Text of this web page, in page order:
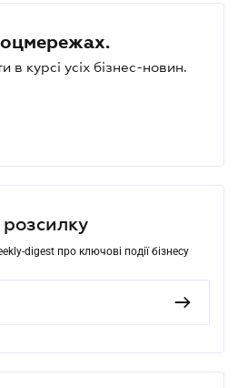
в курсі усіх бізнес-новин.
розсилку
digest про ключові події бізнесу